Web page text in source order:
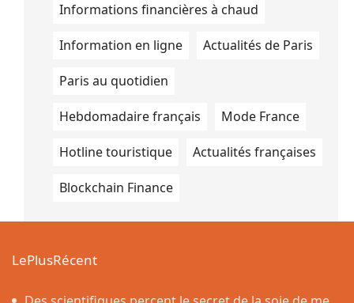
Informations financières à chaud
Information en ligne Actualités de Paris
Paris au quotidien
Hebdomadaire français Mode France
Hotline touristique Actualités françaises
Blockchain Finance
LePlusRécent